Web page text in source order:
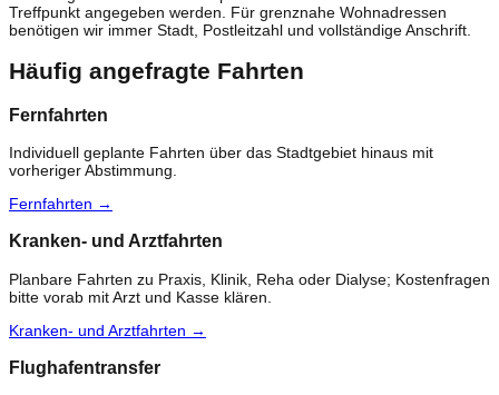
Treffpunkt angegeben werden. Für grenznahe Wohnadressen
benötigen wir immer Stadt, Postleitzahl und vollständige Anschrift.
Häufig angefragte Fahrten
Fernfahrten
Individuell geplante Fahrten über das Stadtgebiet hinaus mit
vorheriger Abstimmung.
Fernfahrten →
Kranken- und Arztfahrten
Planbare Fahrten zu Praxis, Klinik, Reha oder Dialyse; Kostenfragen
bitte vorab mit Arzt und Kasse klären.
Kranken- und Arztfahrten →
Flughafentransfer